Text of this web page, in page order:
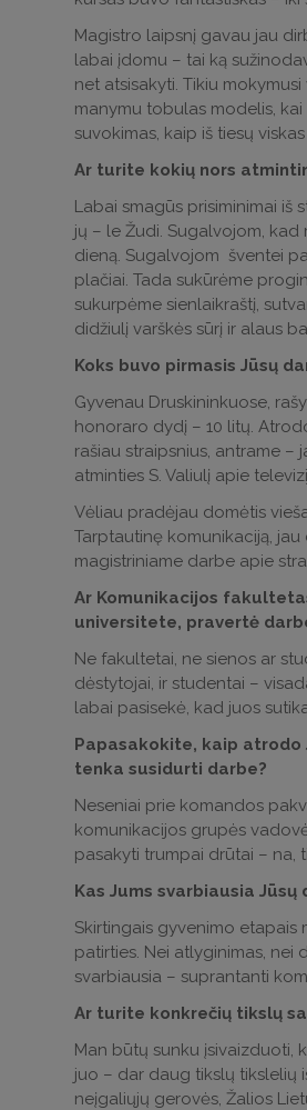
Magistro laipsnį gavau jau
labai įdomu – tai ką
net atsisakyti. Tikiu
manymu tobulas modelis,
suvokimas, kaip iš tiesų
Ar turite kokių nors
Labai smagūs prisiminimai iš
jų – le Žudi. Sugalvojom,
dieną. Sugalvojom šventei
plačiai. Tada sukūrėme
sukurpėme sienlaikraštį,
didžiulį varškės sūrį ir alaus
Koks buvo pirmasis Jūsų
Gyvenau Druskininkuose,
honoraro dydį – 10 litų.
rašiau straipsnius, antrame –
atminties S. Valiulį apie
Vėliau pradėjau domėtis
Tarptautinę komunikaciją,
magistriniame darbe apie
Ar Komunikacijos
universitete, pravertė
Ne fakultetai, ne sienos ar
dėstytojai, ir studentai –
labai pasisekė, kad juos
Papasakokite, kaip atrodo
tenka susidurti darbe?
Neseniai prie komandos
komunikacijos grupės
pasakyti trumpai drūtai – na,
Kas Jums svarbiausia
Skirtingais gyvenimo etapais
patirties. Nei atlyginimas,
svarbiausia – suprantanti
Ar turite konkrečių tikslų
Man būtų sunku įsivaizduoti,
juo – dar daug tikslų tikslelių
neįgaliųjų gerovės, Žalios